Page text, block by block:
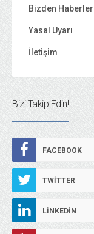
Bizden Haberler
Yasal Uyarı
İletişim
Bizi Takip Edin!
FACEBOOK
TWITTER
LINKEDIN